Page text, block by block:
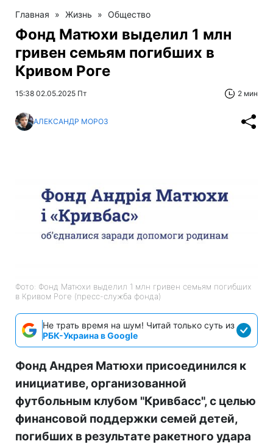
Главная » Жизнь » Общество
Фонд Матюхи выделил 1 млн
гривен семьям погибших в
Кривом Роге
15:38 02.05.2025 Пт 2 мин
АЛЕКСАНДР МОРОЗ
Фото: Фонд Матюхи выделил 1 млн гривен семьям погибших
в Кривом Роге (пресс-служба фонда)
Не трать время на шум! Читай только суть из
РБК-Украина в Google
Фонд Андрея Матюхи присоединился к
инициативе, организованной
футбольным клубом "Кривбасс", с целью
финансовой поддержки семей детей,
погибших в результате ракетного удара